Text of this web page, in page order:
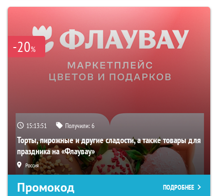
-20%
15:13:50 Получили:6
Торты, пирожные и другие сладости, а также товары для
праздника на «Флаувау»
Россия
Промокод ПОДРОБНЕЕ